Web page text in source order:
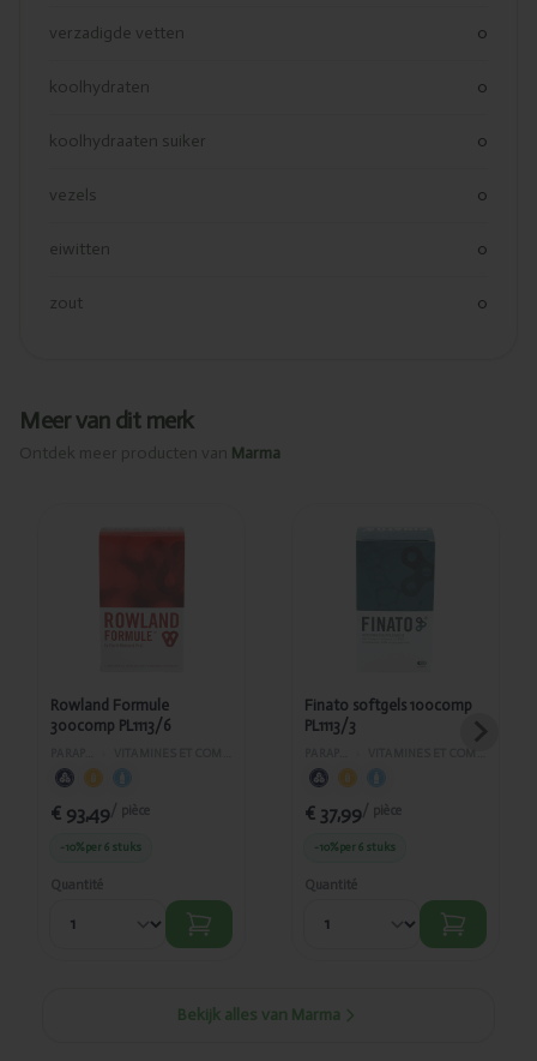
verzadigde vetten 0
koolhydraten 0
koolhydraaten suiker 0
vezels 0
eiwitten 0
zout 0
Meer van dit merk
Ontdek meer producten van Marma
Ajouté
PL1113/6
Rowland Formule
300comp PL1113/6
€ 93,49/ pièce
-10%per 6 stuks
Quantité
Finato softgels 100comp
PL1113/3
€ 37,99/ pièce
-10%per 6 stuks
Quantité
Bekijk alles van Marma